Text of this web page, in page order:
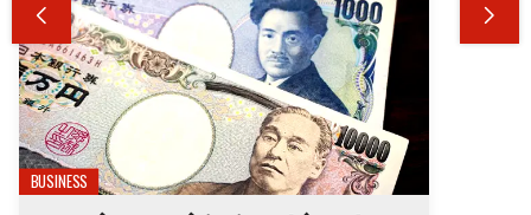
 
BUSINESS